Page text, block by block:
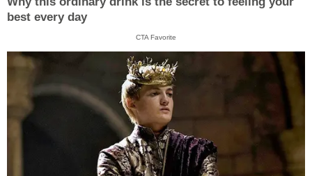
best every day
CTA Favorite